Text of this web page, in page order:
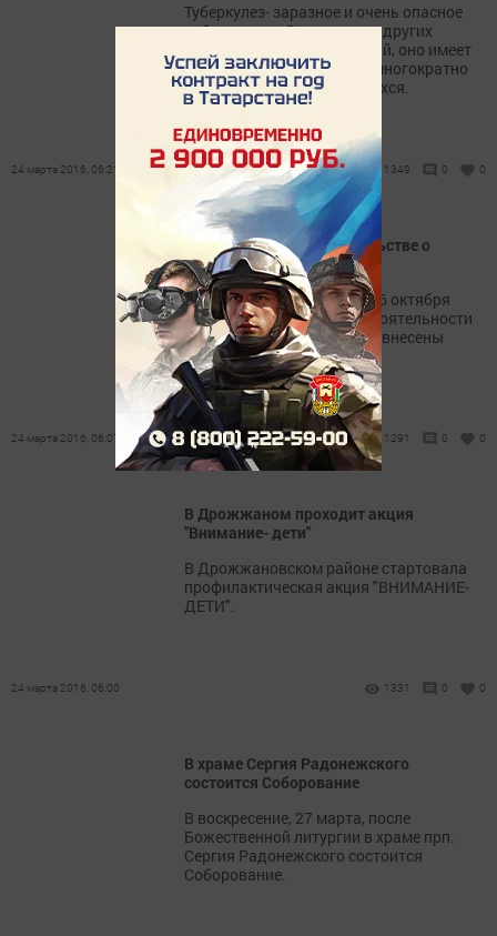
Туберкулез- заразное и очень опасное
заболевание. В отличие от других
инфекционных заболеваний, оно имеет
хроническое течение, что многократно
повышает риск заразившихся.
24 марта 2016, 06:21 1349 0 0
Изменения в законодательстве о
банкротстве
В Федеральный закон от 26 октября
2002 г. N 127-ФЗ «О несостоятельности
(банкротстве)» 29.12.2015 внесены
изменения.
24 марта 2016, 06:07 1291 0 0
В Дрожжаном проходит акция
"Внимание- дети"
В Дрожжановском районе стартовала
профилактическая акция "ВНИМАНИЕ-
ДЕТИ".
24 марта 2016, 06:00 1331 0 0
В храме Сергия Радонежского
состоится Соборование
В воскресение, 27 марта, после
Божественной литургии в храме прп.
Сергия Радонежского состоится
Соборование.